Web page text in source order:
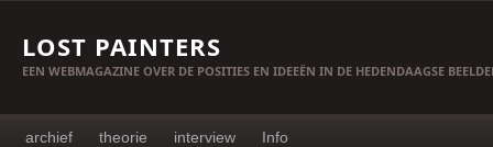
LOST PAINTERS
EEN WEBMAGAZINE OVER DE POSITIES EN IDEEËN IN DE HEDENDAAGSE
archief theorie interview Info